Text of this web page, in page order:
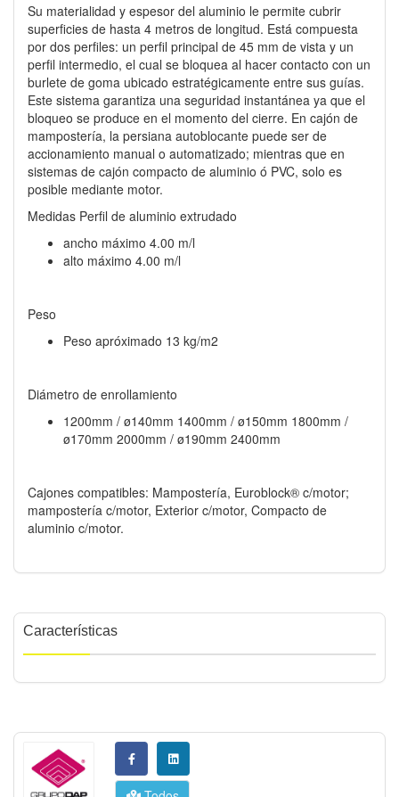
Su materialidad y espesor del aluminio le permite cubrir
superficies de hasta 4 metros de longitud. Está compuesta
por dos perfiles: un perfil principal de 45 mm de vista y un
perfil intermedio, el cual se bloquea al hacer contacto con un
burlete de goma ubicado estratégicamente entre sus guías.
Este sistema garantiza una seguridad instantánea ya que el
bloqueo se produce en el momento del cierre. En cajón de
mampostería, la persiana autoblocante puede ser de
accionamiento manual o automatizado; mientras que en
sistemas de cajón compacto de aluminio ó PVC, solo es
posible mediante motor.
Medidas Perfil de aluminio extrudado
ancho máximo 4.00 m/l
alto máximo 4.00 m/l
Peso
Peso apróximado 13 kg/m2
Diámetro de enrollamiento
1200mm / ø140mm 1400mm / ø150mm 1800mm /
ø170mm 2000mm / ø190mm 2400mm
Cajones compatibles: Mampostería, Euroblock® c/motor;
mampostería c/motor, Exterior c/motor, Compacto de
aluminio c/motor.
Características